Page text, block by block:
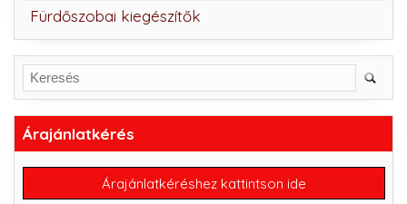
Fürdőszobai kiegészítők
Árajánlatkérés
Árajánlatkéréshez kattintson ide